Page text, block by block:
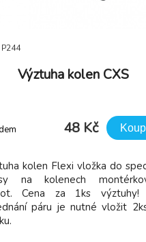
Výztuha kolen CXS
48 Kč
kolen Flexi vložka do
na kolenech
Cena za 1ks výztuhy!
páru je nutné vložit